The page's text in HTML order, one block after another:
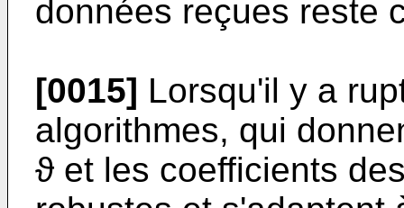
données reçues reste
[0015] Lorsqu'il y a
algorithmes, qui
ϑ et les coefficients